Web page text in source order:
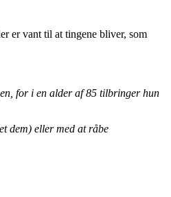
er vant til at tingene bliver, som
for i en alder af 85 tilbringer hun
dem) eller med at råbe